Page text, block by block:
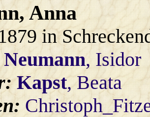
, Anna
in
Neumann, Isidor
Kapst, Beata